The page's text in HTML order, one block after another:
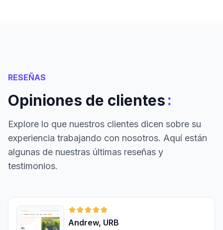
RESEÑAS
Opiniones de clientes:
Explore lo que nuestros clientes dicen sobre su
experiencia trabajando con nosotros. Aquí están
algunas de nuestras últimas reseñas y
testimonios.
Andrew, URB